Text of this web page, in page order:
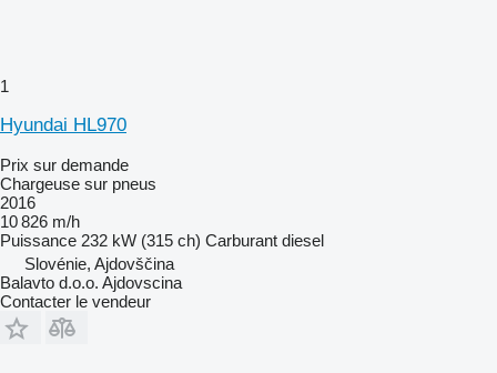
1
Hyundai HL970
Prix sur demande
Chargeuse sur pneus
2016
10 826 m/h
Puissance 232 kW (315 ch) Carburant diesel
Slovénie, Ajdovščina
Balavto d.o.o. Ajdovscina
Contacter le vendeur